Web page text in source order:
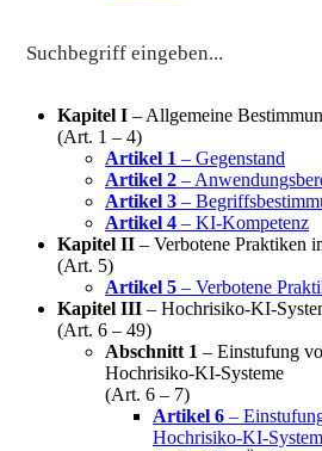
Kapitel I – Allgemeine
(Art. 1 – 4)
Artikel 1 – Gegenstand
Artikel 2 –
Artikel 3 –
Artikel 4 – KI-Kompetenz
Kapitel II – Verbotene Praktiken
(Art. 5)
Artikel 5 – Verbotene
Kapitel III – Hochrisiko-KI-
(Art. 6 – 49)
Abschnitt 1 – Einstufung
Hochrisiko-KI-Systeme
(Art. 6 – 7)
Artikel 6 –
Hochrisiko-KI-